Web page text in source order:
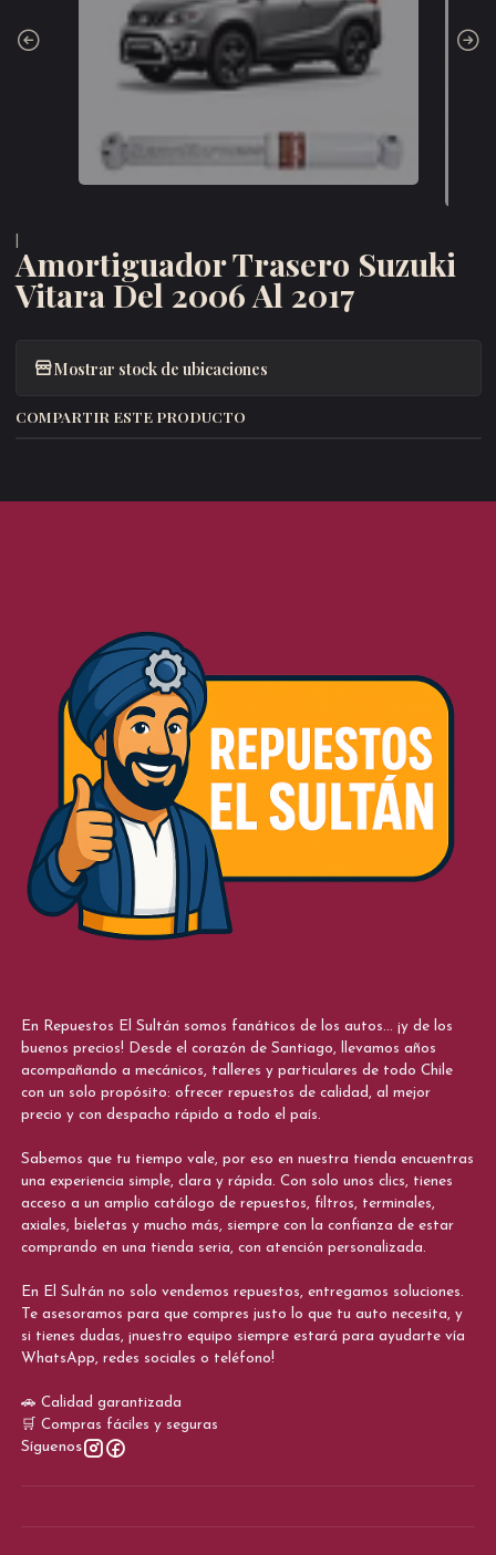
Amortiguador Trasero Suzuki
Vitara Del 2006 Al 2017
Mostrar stock de ubicaciones
COMPARTIR ESTE PRODUCTO
En Repuestos El Sultán somos fanáticos de los autos... ¡y de los
buenos precios! Desde el corazón de Santiago, llevamos años
acompañando a mecánicos, talleres y particulares de todo Chile
con un solo propósito: ofrecer repuestos de calidad, al mejor
precio y con despacho rápido a todo el país.
Sabemos que tu tiempo vale, por eso en nuestra tienda encuentras
una experiencia simple, clara y rápida. Con solo unos clics, tienes
acceso a un amplio catálogo de repuestos, filtros, terminales,
axiales, bieletas y mucho más, siempre con la confianza de estar
comprando en una tienda seria, con atención personalizada.
En El Sultán no solo vendemos repuestos, entregamos soluciones.
Te asesoramos para que compres justo lo que tu auto necesita, y
si tienes dudas, ¡nuestro equipo siempre estará para ayudarte vía
WhatsApp, redes sociales o teléfono!
🚗 Calidad garantizada
🛒 Compras fáciles y seguras
Síguenos